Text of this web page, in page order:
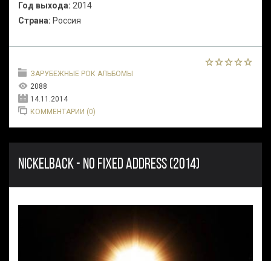
Год выхода: 2014
Страна: Россия
ЗАРУБЕЖНЫЕ РОК АЛЬБОМЫ
2088
14.11.2014
КОММЕНТАРИИ (0)
NICKELBACK - NO FIXED ADDRESS (2014)